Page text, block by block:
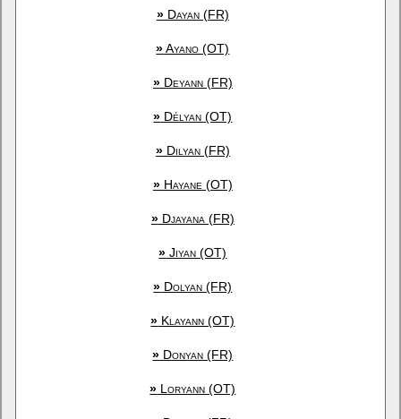
»Dayan (FR)
»Ayano (OT)
»Deyann (FR)
» Délyan (OT)
»Dilyan (FR)
»Hayane (OT)
»Djayana (FR)
» Jiyan (OT)
» Dolyan (FR)
» Klayann (OT)
» Donyan (FR)
» Loryann (OT)